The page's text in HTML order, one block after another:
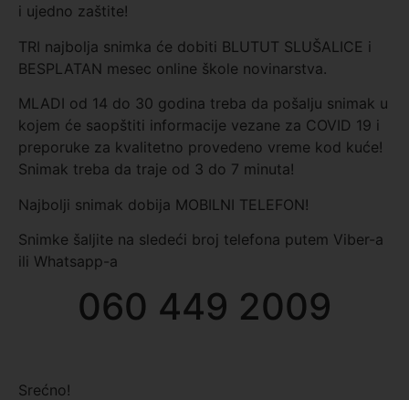
i ujedno zaštite!
TRI najbolja snimka će dobiti BLUTUT SLUŠALICE i
BESPLATAN mesec online škole novinarstva.
MLADI od 14 do 30 godina treba da pošalju snimak u
kojem će saopštiti informacije vezane za COVID 19 i
preporuke za kvalitetno provedeno vreme kod kuće!
Snimak treba da traje od 3 do 7 minuta!
Najbolji snimak dobija MOBILNI TELEFON!
Snimke šaljite na sledeći broj telefona putem Viber-a
ili Whatsapp-a
060 449 2009
Srećno!